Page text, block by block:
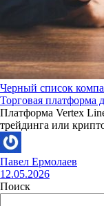
Черный список
Торговая платформа
Платформа Vertex
трейдинга или
Павел Ермолаев
12.05.2026
Поиск